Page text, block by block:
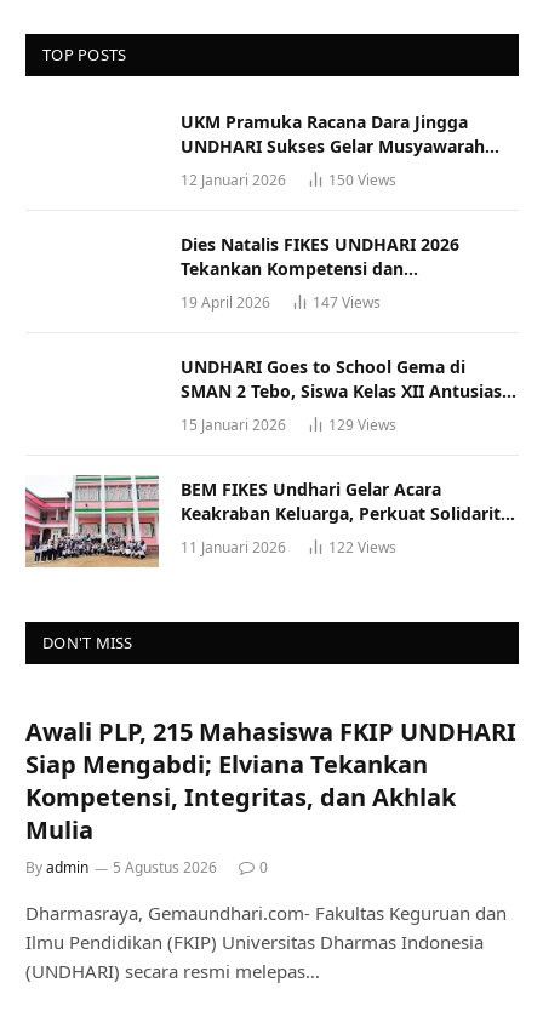
TOP POSTS
UKM Pramuka Racana Dara Jingga
UNDHARI Sukses Gelar Musyawarah
Racana
12 Januari 2026 150Views
Dies Natalis FIKES UNDHARI 2026
Tekankan Kompetensi dan
Profesionalisme Tenaga Kesehatan
19 April 2026 147Views
UNDHARI Goes to School Gema di
SMAN 2 Tebo, Siswa Kelas XII Antusias
Ikuti Sosialisasi Kampus Berkualitas
15 Januari 2026 129 Views
BEM FIKES Undhari Gelar Acara
Keakraban Keluarga, Perkuat Solidaritas
dan Gaya Hidup Sehat
11 Januari 2026 122Views
DON'T MISS
Awali PLP, 215 Mahasiswa FKIP UNDHARI
Siap Mengabdi; Elviana Tekankan
Kompetensi, Integritas, dan Akhlak
Mulia
Byadmin 5 Agustus 2026 0
Dharmasraya, Gemaundhari.com- Fakultas Keguruan dan
Ilmu Pendidikan (FKIP) Universitas Dharmas Indonesia
(UNDHARI) secara resmi melepas…